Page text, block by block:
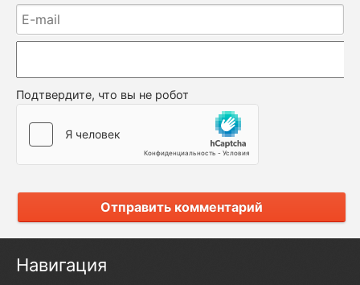
Подтвердите, что вы не робот
Отправить комментарий
Навигация